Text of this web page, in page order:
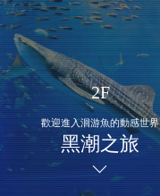
2F
歡迎進入洄游魚的動感世界
黑潮之旅